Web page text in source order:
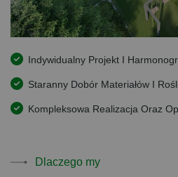
Indywidualny Projekt I
Staranny Dobór Materiałów I
Kompleksowa Realizacja Oraz
Dlaczego my